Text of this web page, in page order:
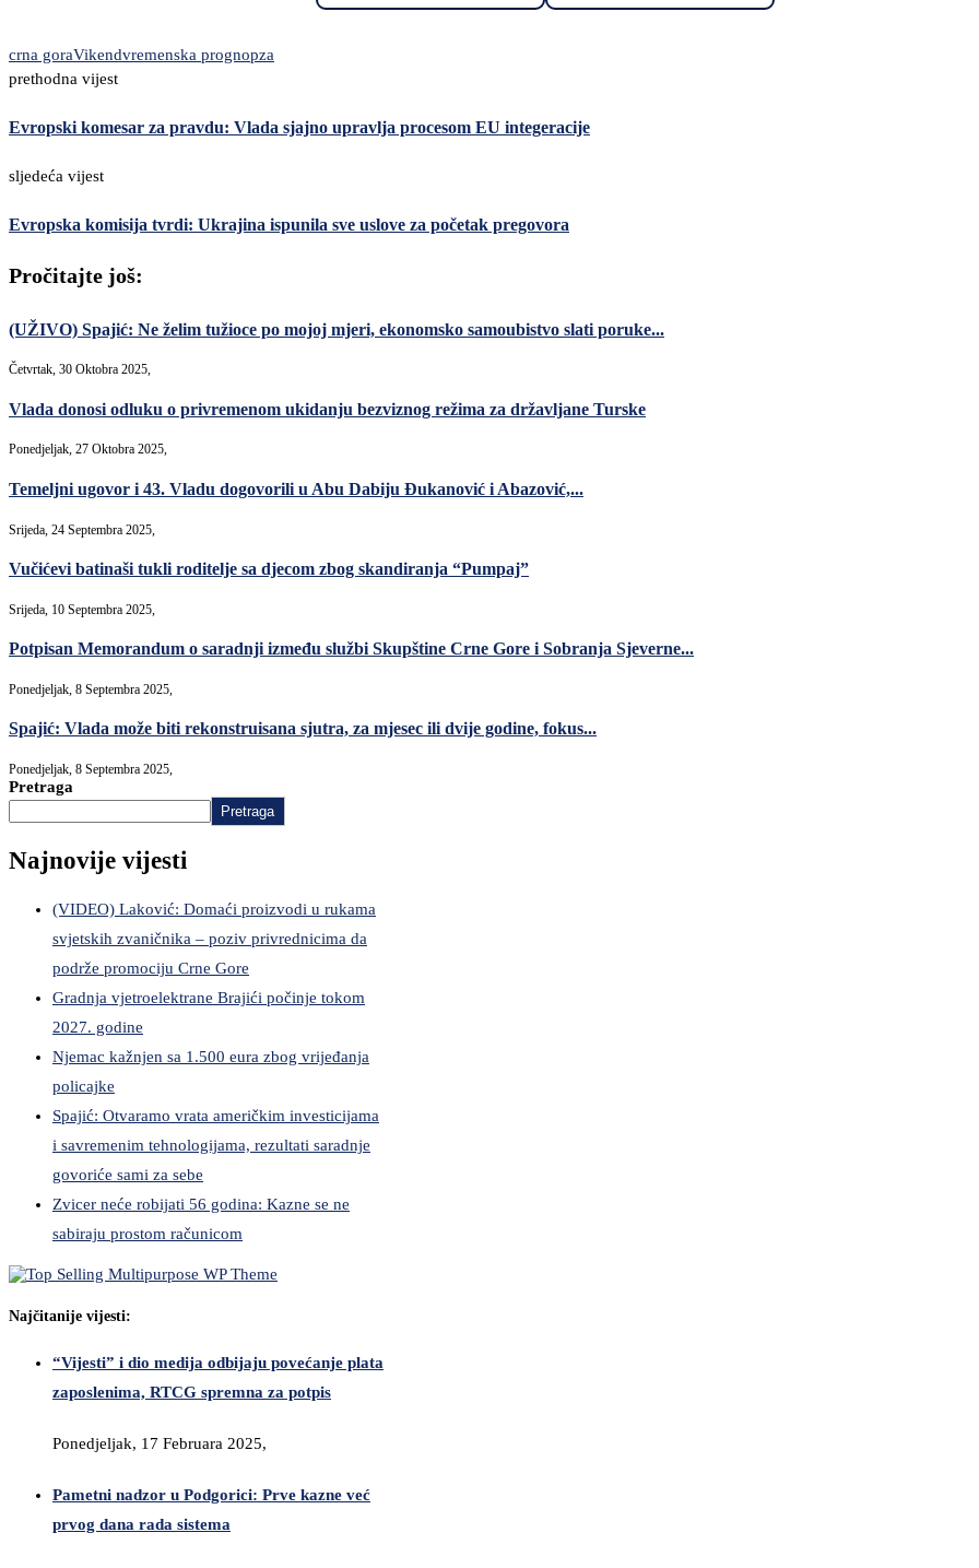
crna goraVikendvremenska prognopza
prethodna vijest
Evropski komesar za pravdu: Vlada sjajno upravlja procesom EU integeracije
sljedeća vijest
Evropska komisija tvrdi: Ukrajina ispunila sve uslove za početak pregovora
Pročitajte još:
(UŽIVO) Spajić: Ne želim tužioce po mojoj mjeri, ekonomsko samoubistvo slati poruke...
Četvrtak, 30 Oktobra 2025,
Vlada donosi odluku o privremenom ukidanju bezviznog režima za državljane Turske
Ponedjeljak, 27 Oktobra 2025,
Temeljni ugovor i 43. Vladu dogovorili u Abu Dabiju Đukanović i Abazović,...
Srijeda, 24 Septembra 2025,
Vučićevi batinaši tukli roditelje sa djecom zbog skandiranja “Pumpaj”
Srijeda, 10 Septembra 2025,
Potpisan Memorandum o saradnji između službi Skupštine Crne Gore i Sobranja Sjeverne...
Ponedjeljak, 8 Septembra 2025,
Spajić: Vlada može biti rekonstruisana sjutra, za mjesec ili dvije godine, fokus...
Ponedjeljak, 8 Septembra 2025,
Pretraga
Pretraga
Najnovije vijesti
(VIDEO) Laković: Domaći proizvodi u rukama
svjetskih zvaničnika – poziv privrednicima da
podrže promociju Crne Gore
Gradnja vjetroelektrane Brajići počinje tokom
2027. godine
Njemac kažnjen sa 1.500 eura zbog vrijeđanja
policajke
Spajić: Otvaramo vrata američkim investicijama
i savremenim tehnologijama, rezultati saradnje
govoriće sami za sebe
Zvicer neće robijati 56 godina: Kazne se ne
sabiraju prostom računicom
Najčitanije vijesti:
“Vijesti” i dio medija odbijaju povećanje plata
zaposlenima, RTCG spremna za potpis
Ponedjeljak, 17 Februara 2025,
Pametni nadzor u Podgorici: Prve kazne već
prvog dana rada sistema